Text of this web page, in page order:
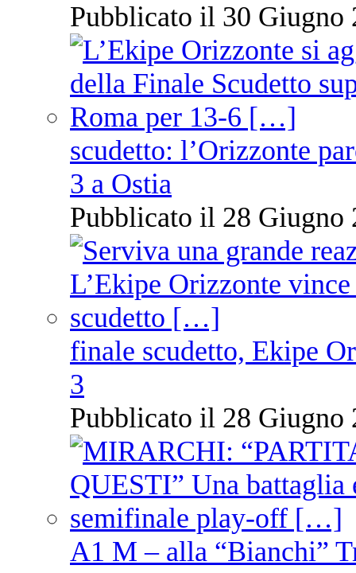
Pubblicato il 30 Giugno
scudetto: l’Orizzonte
3 a Ostia
Pubblicato il 28 Giugno
finale scudetto, Ekipe
3
Pubblicato il 28 Giugno
A1 M – alla “Bianchi”